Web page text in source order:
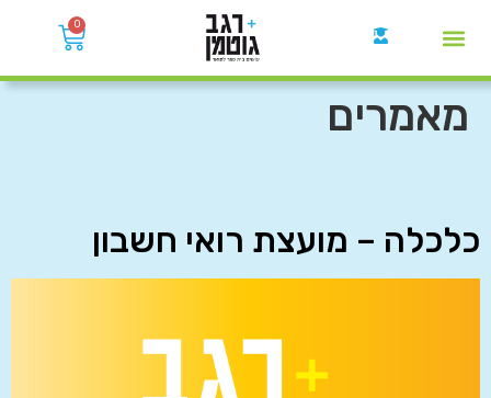
0
מאמרים
כלכלה – מועצת רואי חשבון